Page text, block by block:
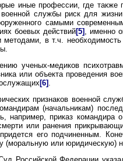
иные профессии, где
службы риск для
самыми
боевых действий[5] , именно
в т.ч.
ученых-медиков
или объекта проведения
[6] .
признаков военной
(начальникам)
например, приказ
или ранения
придется его подчиненным.
(моральную или юридическую)